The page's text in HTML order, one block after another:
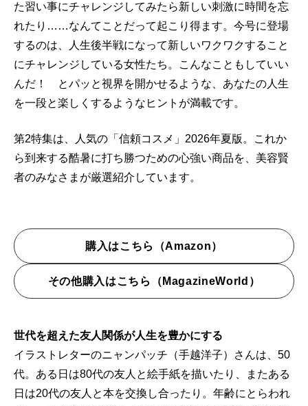
た習い事にチャレンジしてみたら新しい刺激に時間を忘
れたり……なんてことだって起こり得ます。今号に登場
するのは、人生後半戦になって新しいワクワクすること
にチャレンジしている女性たち。こんなこともしていい
んだ！ とパッと視界を開かせるような、あなたの人生
を一段と楽しくするようなヒントが満載です。
第2特集は、人気の「信頼コスメ」2026年夏版。これか
ら到来する酷暑に打ち勝つための心強い商品を、美容賢
者のみなさまが厳選紹介しています。
購入はこちら（Amazon）
その他購入はこちら（MagazineWorld）
世代を超えた友人関係が人生を豊かにする
イラストレターのニャンパッチ（手越洋子）さんは、50
代。ある日は80代の友人と絵手紙を描いたり、またある
日は20代の友人と本を交換し合ったり。年齢にとらわれ